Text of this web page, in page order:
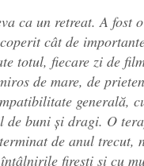
ca un retreat. A fost
cât de
totul, fiecare zi de
de mare, de
generală,
buni și dragi. O
de anul trecut,
firești și cu